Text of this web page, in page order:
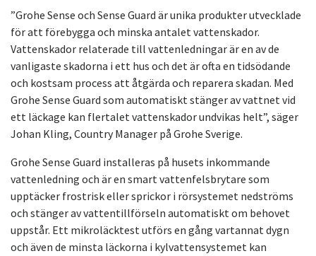
”Grohe Sense och Sense Guard är unika produkter utvecklade
för att förebygga och minska antalet vattenskador.
Vattenskador relaterade till vattenledningar är en av de
vanligaste skadorna i ett hus och det är ofta en tidsödande
och kostsam process att åtgärda och reparera skadan. Med
Grohe Sense Guard som automatiskt stänger av vattnet vid
ett läckage kan flertalet vattenskador undvikas helt”, säger
Johan Kling, Country Manager på Grohe Sverige.
Grohe Sense Guard installeras på husets inkommande
vattenledning och är en smart vattenfelsbrytare som
upptäcker frostrisk eller sprickor i rörsystemet nedströms
och stänger av vattentillförseln automatiskt om behovet
uppstår. Ett mikroläcktest utförs en gång vartannat dygn
och även de minsta läckorna i kylvattensystemet kan